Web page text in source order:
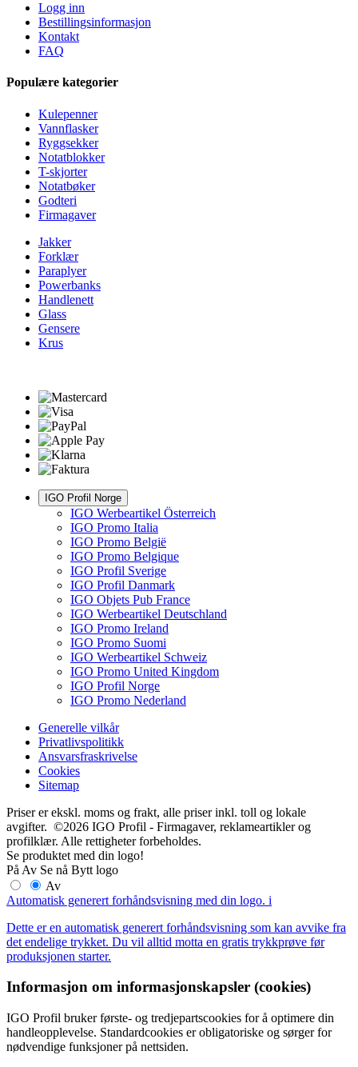
Logg inn
Bestillingsinformasjon
Kontakt
FAQ
Populære kategorier
Kulepenner
Vannflasker
Ryggsekker
Notatblokker
T-skjorter
Notatbøker
Godteri
Firmagaver
Jakker
Forklær
Paraplyer
Powerbanks
Handlenett
Glass
Gensere
Krus
IGO Profil Norge
IGO Werbeartikel Österreich
IGO Promo Italia
IGO Promo België
IGO Promo Belgique
IGO Profil Sverige
IGO Profil Danmark
IGO Objets Pub France
IGO Werbeartikel Deutschland
IGO Promo Ireland
IGO Promo Suomi
IGO Werbeartikel Schweiz
IGO Promo United Kingdom
IGO Profil Norge
IGO Promo Nederland
Generelle vilkår
Privatlivspolitikk
Ansvarsfraskrivelse
Cookies
Sitemap
Priser er ekskl. moms og frakt, alle priser inkl. toll og lokale
avgifter. ©2026 IGO Profil - Firmagaver, reklameartikler og
profilklær. Alle rettigheter forbeholdes.
Se produktet med din logo!
På Av Se nå Bytt logo
Av
Automatisk generert forhåndsvisning med din logo. i
Dette er en automatisk generert forhåndsvisning som kan avvike fra
det endelige trykket. Du vil alltid motta en gratis trykkprøve før
produksjonen starter.
Informasjon om informasjonskapsler (cookies)
IGO Profil bruker første- og tredjepartscookies for å optimere din
handleopplevelse. Standardcookies er obligatoriske og sørger for
nødvendige funksjoner på nettsiden.